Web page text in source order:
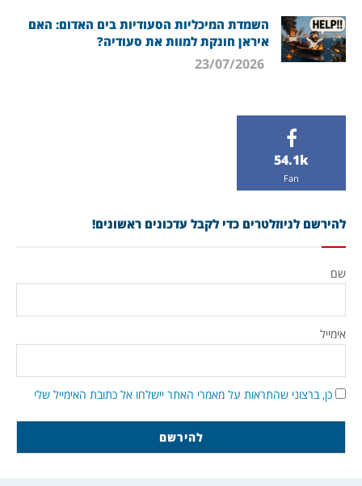
השמדת המיכליות הסעודיות בים האדום: האם
איראן חונקת למוות את סעודיה?
54.1k
Fan
להירשם לניוזלטרים כדי לקבל עדכונים ראשונים!
שם
אימייל
כן, ברצוני שהתראות על מאמרי האתר יישלחו אל כתובת האימייל שלי